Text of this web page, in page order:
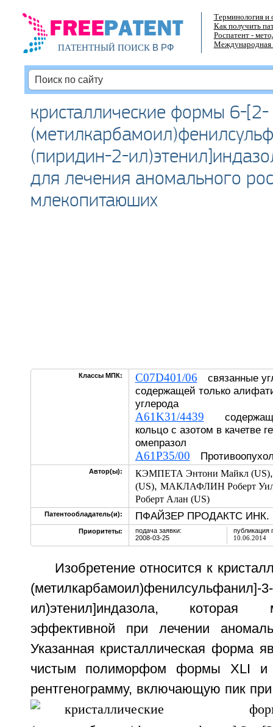
ПАТЕНТНЫЙ ПОИСКВ РФ
Терминология и
Как получить
Роспатент -
Международная
кристаллические формы 6-[2-
(пиридин-2-
для лечения аномального
млекопитаюших
Классы МПК: C07D401/06 связанные
содержащей только
углерода
A61K31/4439
кольцо с азотом в качетве
омепразол
A61P35/00
Автор(ы): КЭМПЕТА Энтони Майкл (US)
(US), МАКЛАФЛИН Роберт
Роберт Алан (US)
Патентообладатель(и): ПФАЙЗЕР ПРОДАКТС ИНК.
Приоритеты:
подача заявки:
2008-03-25
публикация
10.06.2014
Изобретение относится к
(метилкарбамоил)фенилсульфанил]-
ил)этенил]индазола, которая
эффективной при лечении
Указанная кристаллическая форма
чистым полиморфом формы XLI и
рентгенограмму, включающую пик